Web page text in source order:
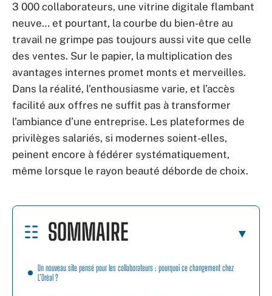
3 000 collaborateurs, une vitrine digitale flambant
neuve… et pourtant, la courbe du bien-être au
travail ne grimpe pas toujours aussi vite que celle
des ventes. Sur le papier, la multiplication des
avantages internes promet monts et merveilles.
Dans la réalité, l’enthousiasme varie, et l’accès
facilité aux offres ne suffit pas à transformer
l’ambiance d’une entreprise. Les plateformes de
privilèges salariés, si modernes soient-elles,
peinent encore à fédérer systématiquement,
même lorsque le rayon beauté déborde de choix.
SOMMAIRE
Un nouveau site pensé pour les collaborateurs : pourquoi ce changement chez
L’Oréal ?